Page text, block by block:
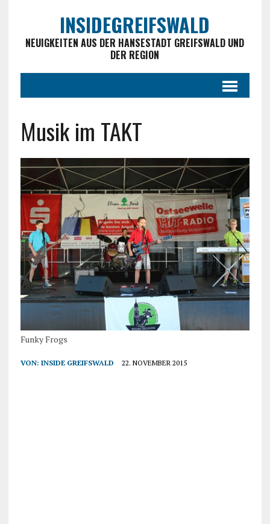
INSIDEGREIFSWALD
NEUIGKEITEN AUS DER HANSESTADT GREIFSWALD UND
DER REGION
Musik im TAKT
Funky Frogs
VON: INSIDE GREIFSWALD 22. NOVEMBER 2015